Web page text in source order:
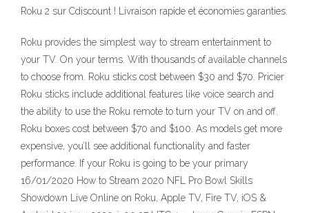
Roku 2 sur Cdiscount ! Livraison rapide et économies garanties.
Roku provides the simplest way to stream entertainment to
your TV. On your terms. With thousands of available channels
to choose from. Roku sticks cost between $30 and $70. Pricier
Roku sticks include additional features like voice search and
the ability to use the Roku remote to turn your TV on and off.
Roku boxes cost between $70 and $100. As models get more
expensive, you’ll see additional functionality and faster
performance. If your Roku is going to be your primary
16/01/2020 How to Stream 2020 NFL Pro Bowl Skills
Showdown Live Online on Roku, Apple TV, Fire TV, iOS &